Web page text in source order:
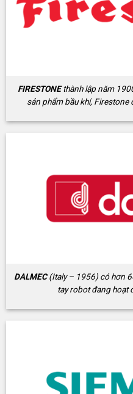
FIRESTONEthành lập năm
sản phẩm bầu khí,
DALMEC(Italy – 1956) có hơn
tay robot đang hoạt